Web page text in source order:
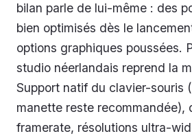
bilan parle de lui-même : des
bien optimisés dès le
options graphiques poussées.
studio néerlandais reprend la
Support natif du clavier-souris
manette reste recommandée),
framerate, résolutions ultra-